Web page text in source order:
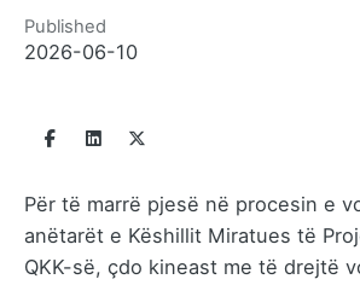
Published
2026-06-10
Për të marrë pjesë në procesin e
anëtarët e Këshillit Miratues të
QKK-së, çdo kineast me të drejtë